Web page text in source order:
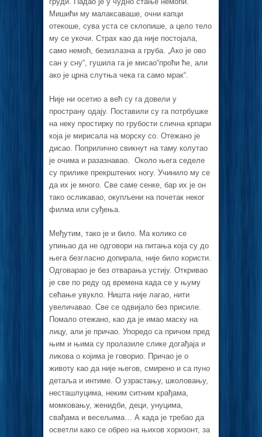
Мишићи му малаксаваше, очни капци
отекоше, сува уста се склопише, а цело тело
му се укочи. Страх као да није постојала,
само немоћ, безизлазна а груба. „Ако је ово
сан у сну“, гушила га је мисао“проћи ће, али
ако је црна слутња чека га само мрак“.
Није ни осетио а већ су га довели у
пространу одају. Поставили су га потрбушке
на неку простирку по грубости слична крпари
која је мирисала на морску со. Отежано је
дисао. Поприлично свикнут на таму колутао
је очима и разазнавао. Около њега седеле
су прилике прекрштених ногу. Учинило му се
да их је много. Све саме сенке, бар их је он
тако осликавао, окупљени на почетак неког
филма или суђења.
Међутим, тако је и било. Ма колико се
упињао да не одговори на питања која су до
њега безгласно допирала, није било користи.
Одговарао је без отварања устију. Откривао
је све по реду од времена када се у њуму
сећање увукло. Ништа није лагао, нити
увеличавао. Све се одвијало без присиле.
Помало отежано, као да је имао маску на
лицу, али је причао. Упоредо са причом пред
њим и њима су пролазиле слике догађаја и
ликова о којима је говорио. Причао је о
животу као да није његов, смирено и са пуно
детаља и интиме. О узрастању, школовању,
несташлуцима, неким ситним крађама,
момковању, женидби, деци, унуцима,
свађама и весељима… А када је требао да
осветли како се обрео на њихов хоризонт, за